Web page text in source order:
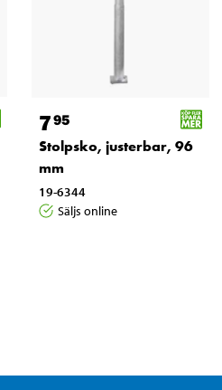
795
Stolpsko, justerbar, 96
mm
19-6344
Säljs online